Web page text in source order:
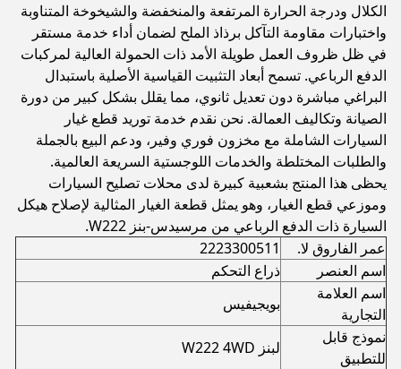
الكلال ودرجة الحرارة المرتفعة والمنخفضة والشيخوخة المتناوبة
واختبارات مقاومة التآكل برذاذ الملح لضمان أداء خدمة مستقر
في ظل ظروف العمل طويلة الأمد ذات الحمولة العالية لمركبات
الدفع الرباعي. تسمح أبعاد التثبيت القياسية الأصلية باستبدال
البراغي مباشرة دون تعديل ثانوي، مما يقلل بشكل كبير من دورة
الصيانة وتكاليف العمالة. نحن نقدم خدمة توريد قطع غيار
السيارات الشاملة مع مخزون فوري وفير، ودعم البيع بالجملة
والطلبات المختلطة والخدمات اللوجستية السريعة العالمية.
يحظى هذا المنتج بشعبية كبيرة لدى محلات تصليح السيارات
وموزعي قطع الغيار، وهو يمثل قطعة الغيار المثالية لإصلاح هيكل
السيارة ذات الدفع الرباعي من مرسيدس-بنز W222.
عمر الفاروق لا.
2223300511
اسم العنصر
ذراع التحكم
اسم العلامة
التجارية
بويجيفيس
نموذج قابل
للتطبيق
لبنز W222 4WD